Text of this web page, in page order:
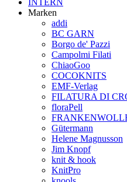
INTERN
Marken
addi
BC GARN
Borgo de' Pazzi
Campolmi Filati
ChiaoGoo
COCOKNITS
EMF-Verlag
FILATURA DI
floraPell
Gütermann
Helene Magnusson
Jim Knopf
knit & hook
KnitPro